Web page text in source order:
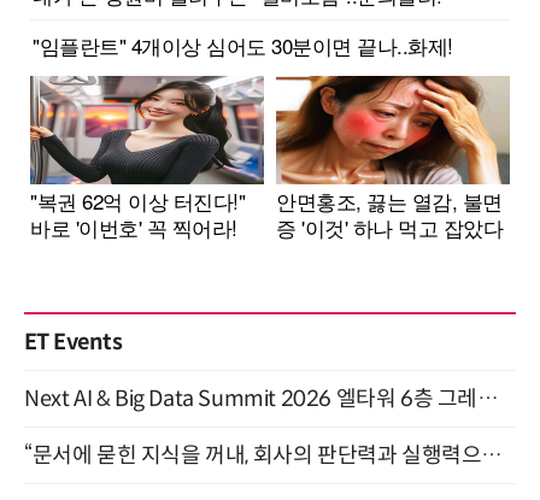
ET Events
Next AI & Big Data Summit 2026 엘타워 6층 그레이스홀 개최 (9/18)
“문서에 묻힌 지식을 꺼내, 회사의 판단력과 실행력으로 바꾸다” (8/20)